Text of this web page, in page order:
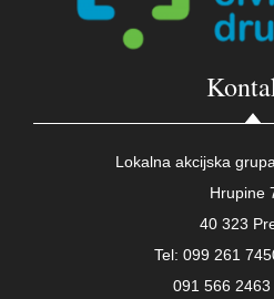
Lokalna akcijska
Hrupine
40 323
Tel: 099 261
091 566 2463